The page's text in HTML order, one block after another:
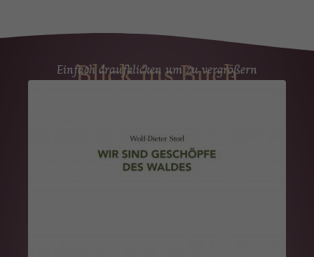
Blick ins Buch
Einfach draufklicken um zu vergrößern